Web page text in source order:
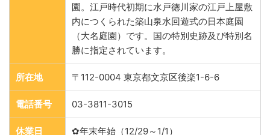
園。江戸時代初期に水戸徳川家の江戸上屋敷
内につくられた築山泉水回遊式の日本庭園
（大名庭園）です。国の特別史跡及び特別名
勝に指定されています。
所在地 〒112-0004 東京都文京区後楽1-6-6
電話番号 03-3811-3015
休業日 ✿年末年始（12/29～1/1）